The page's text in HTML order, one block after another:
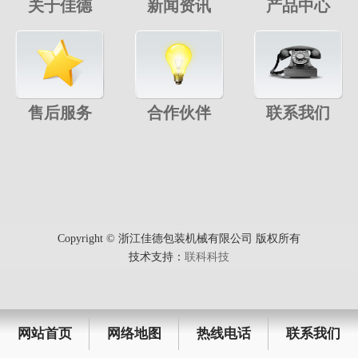
关于佳德 新闻资讯 产品中心
售后服务 合作伙伴 联系我们
网站首页 网络地图 热线电话 联系我们
Copyright © 浙江佳德包装机械有限公司 版权所有
技术支持： 联科科技